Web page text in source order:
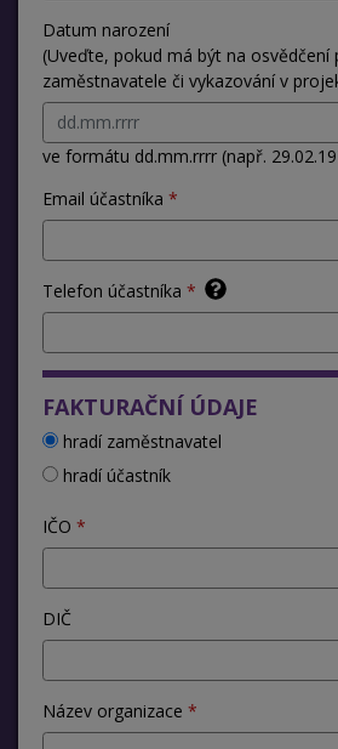
Datum narození
(Uveďte, pokud má být na
zaměstnavatele či vykazování v
ve formátu dd.mm.rrrr (např.
Email účastníka
Telefon účastníka
FAKTURAČNÍ ÚDAJE
hradí zaměstnavatel
hradí účastník
IČO
DIČ
Název organizace